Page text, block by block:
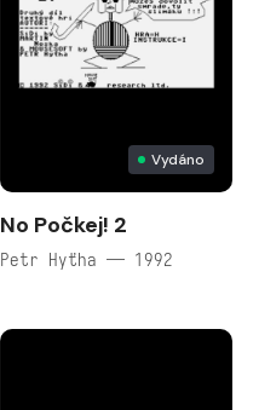
Vydáno
No Počkej! 2
Petr Hyťha — 1992